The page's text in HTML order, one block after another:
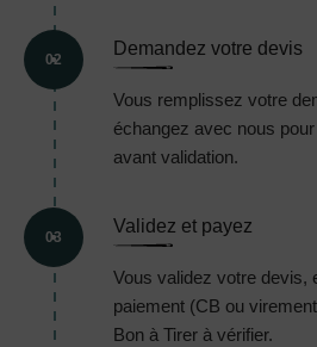
02
Demandez votre devis
Vous remplissez votre
échangez avec nous
avant validation.
03
Validez et payez
Vous validez votre devis,
paiement (CB ou
Bon à Tirer à vérifier.